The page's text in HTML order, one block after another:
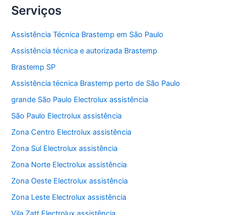
Serviços
Assistência Técnica Brastemp em São Paulo
Assistência técnica e autorizada Brastemp
Brastemp SP
Assistência técnica Brastemp perto de São Paulo
grande São Paulo Electrolux assistência
São Paulo Electrolux assistência
Zona Centro Electrolux assistência
Zona Sul Electrolux assistência
Zona Norte Electrolux assistência
Zona Oeste Electrolux assistência
Zona Leste Electrolux assistência